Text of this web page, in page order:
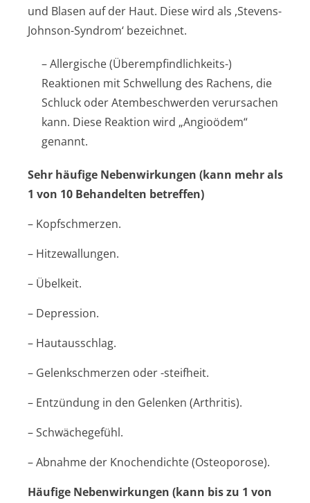
und Blasen auf der Haut. Diese wird als ,Stevens-
Johnson-Syndrom‘ bezeichnet.
– Allergische (Überempfindlichke­its-)
Reaktionen mit Schwellung des Rachens, die
Schluck oder Atembeschwerden verursachen
kann. Diese Reaktion wird „Angioödem“
genannt.
Sehr häufige Nebenwirkungen (kann mehr als
1 von 10 Behandelten betreffen)
– Kopfschmerzen.
– Hitzewallungen.
– Übelkeit.
– Depression.
– Hautausschlag.
– Gelenkschmerzen oder -steifheit.
– Entzündung in den Gelenken (Arthritis).
– Schwächegefühl.
– Abnahme der Knochendichte (Osteoporose).
Häufige Nebenwirkungen (kann bis zu 1 von